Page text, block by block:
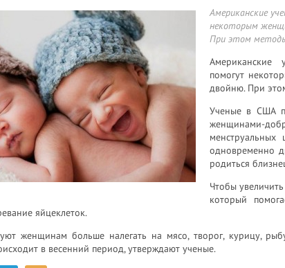
Американские
некоторым
При этом
Американские
помогут
двойню. При
Ученые в США
женщинами-
одновременно
родиться
Чтобы
который
яйцеклеток.
женщинам больше налегать на мясо, творог, курицу,
в весенний период, утверждают ученые.